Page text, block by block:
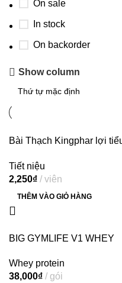
On sale
In stock
On backorder
Show column
Bài Thạch Kingphar lợi
đường tiết niệu (60 viên)
Tiết niệu
2,250₫ viên
THÊM VÀO GIỎ HÀNG
BIG GYMLIFE V1 WHEY
Whey protein
38,000₫ gói